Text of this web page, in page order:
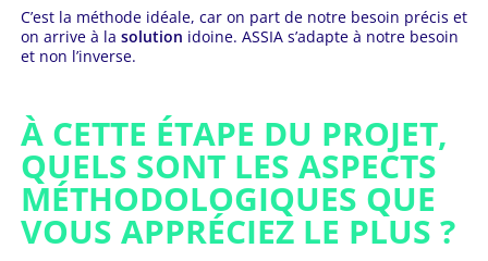
C’est la méthode idéale, car on part de notre besoin précis et
on arrive à la solution idoine. ASSIA s’adapte à notre besoin
et non l’inverse.
À CETTE ÉTAPE DU PROJET,
QUELS SONT LES ASPECTS
MÉTHODOLOGIQUES QUE
VOUS APPRÉCIEZ LE PLUS ?